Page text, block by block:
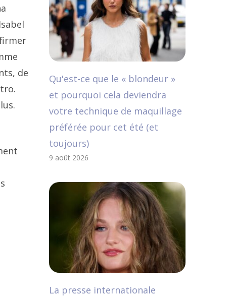
de
Qu'est-ce que le « blondeur »
et pourquoi cela deviendra
votre technique de maquillage
préférée pour cet été (et
toujours)
9 août 2026
La presse internationale